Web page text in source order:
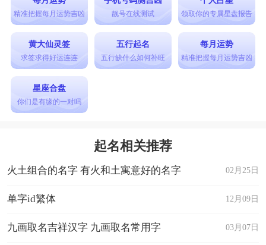
精准把握每月运势吉凶 靓号在线测试 领取你的专属星盘报告
黄大仙灵签
求签求得好运连连
五行起名
五行缺什么如何补旺
每月运势
精准把握每月运势吉凶
星座合盘
你们是有缘的一对吗
起名相关推荐
02月25日
火土组合的名字 有火和土寓意好的名字
12月09日
单字id繁体
03月07日
九画取名吉祥汉字 九画取名常用字